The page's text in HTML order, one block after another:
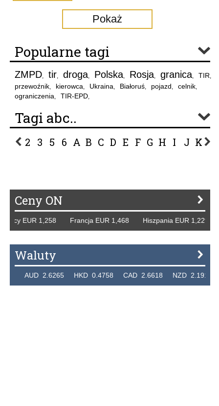
Pokaż
Popularne tagi
ZMPD tir droga Polska Rosja granica TIR
przewoźnik kierowca Ukraina Białoruś pojazd celnik
ograniczenia TIR-EPD
Tagi abc..
2 3 5 6 A B C D E F G H I J K L
Ceny ON
EUR 1,258 Francja EUR 1,468 Hiszpania EUR 1,229
Waluty
AUD 2.6265 HKD 0.4758 CAD 2.6618 NZD 2.1914